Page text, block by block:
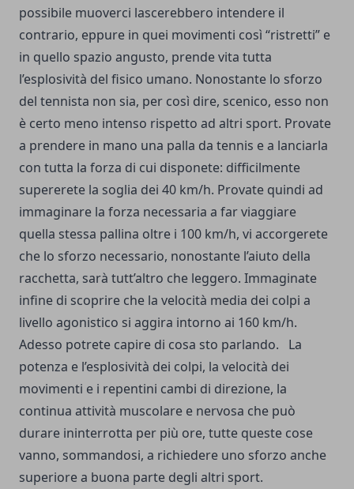
possibile muoverci lascerebbero intendere il
contrario, eppure in quei movimenti così “ristretti” e
in quello spazio angusto, prende vita tutta
l’esplosività del fisico umano. Nonostante lo sforzo
del tennista non sia, per così dire, scenico, esso non
è certo meno intenso rispetto ad altri sport. Provate
a prendere in mano una palla da tennis e a lanciarla
con tutta la forza di cui disponete: difficilmente
supererete la soglia dei 40 km/h. Provate quindi ad
immaginare la forza necessaria a far viaggiare
quella stessa pallina oltre i 100 km/h, vi accorgerete
che lo sforzo necessario, nonostante l’aiuto della
racchetta, sarà tutt’altro che leggero. Immaginate
infine di scoprire che la velocità media dei colpi a
livello agonistico si aggira intorno ai 160 km/h.
Adesso potrete capire di cosa sto parlando. La
potenza e l’esplosività dei colpi, la velocità dei
movimenti e i repentini cambi di direzione, la
continua attività muscolare e nervosa che può
durare ininterrotta per più ore, tutte queste cose
vanno, sommandosi, a richiedere uno sforzo anche
superiore a buona parte degli altri sport.